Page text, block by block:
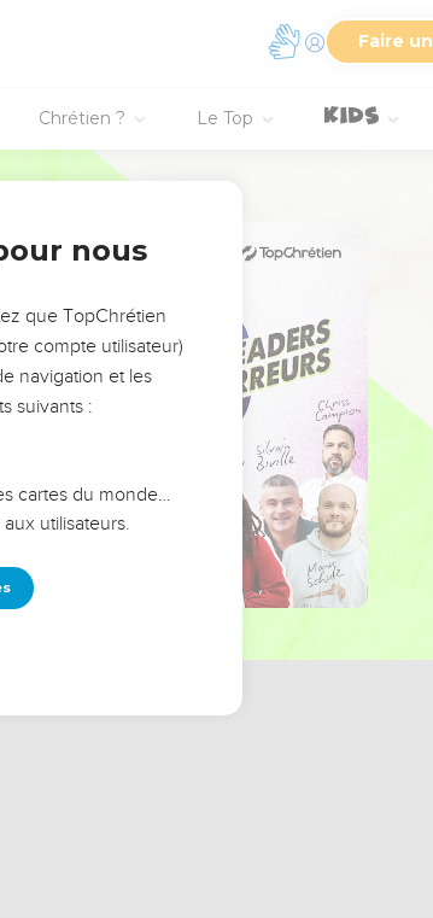
Faire
Chrétien ? Le Top
nous
que TopChrétien
compte utilisateur)
navigation et les
suivants :
cartes du monde…
utilisateurs.